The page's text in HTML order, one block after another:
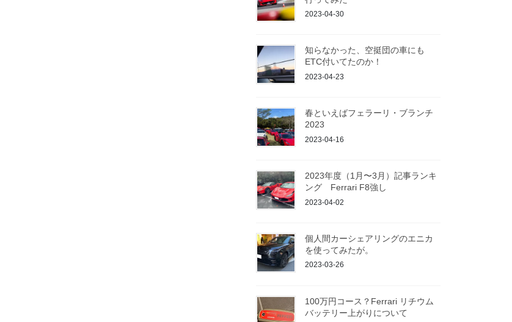
2023-04-30
知らなかった、空挺団の車にも
ETC付いてたのか！
2023-04-23
春といえばフェラーリ・ブランチ
2023
2023-04-16
2023年度（1月〜3月）記事ランキ
ング Ferrari F8強し
2023-04-02
個人間カーシェアリングのエニカ
を使ってみたが。
2023-03-26
100万円コース？Ferrari リチウム
バッテリー上がりについて